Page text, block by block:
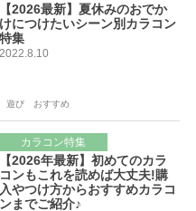
【2026最新】夏休みのおでか
けにつけたいシーン別カラコン
特集
2022.8.10
遊び おすすめ
カラコン特集
【2026年最新】初めてのカラ
コンもこれを読めば大丈夫!購
入やつけ方からおすすめカラコ
ンまでご紹介♪